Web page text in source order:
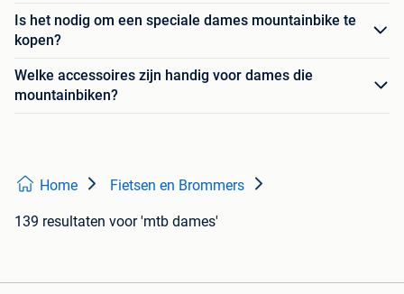
Is het nodig om een speciale dames mountainbike te
kopen?
Welke accessoires zijn handig voor dames die
mountainbiken?
Home Fietsen en Brommers
139 resultaten voor 'mtb dames'